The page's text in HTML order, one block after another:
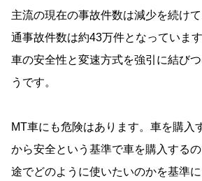
主流の現在の事故件数は減少を続け
通事故件数は約43万件となっていま
車の安全性と変速方式を強引に結び
うです。
MT車にも危険はあります。車を購入
から安全という基準で車を購入する
途でどのように使いたいのかを基準に